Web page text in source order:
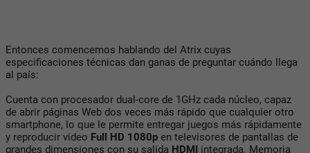
Entonces comencemos hablando del Atrix cuyas
especificaciones técnicas dan ganas de preguntar cuándo llega
al país:
Cuenta con procesador dual-core de 1GHz cada núcleo, capaz
de abrir páginas Web dos veces más rápido que cualquier otro
smartphone, lo que le permite entregar juegos más rápidamente
y reproducir video Full HD 1080p en televisores de pantallas de
grandes dimensiones con su salida HDMI integrada. Memoria